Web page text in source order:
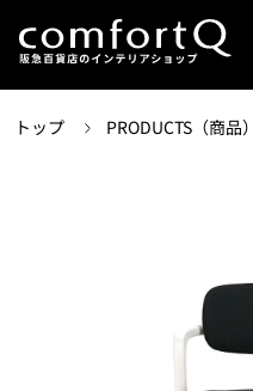
トップ PRODUCTS（商品）